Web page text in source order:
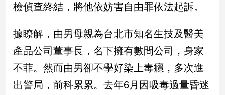
焦
品
點
民
調
國
檢偵查終結，將他依妨害自由罪依法起訴。
據瞭解，由男母親為台北市知名生技及醫美
產品公司董事長，名下擁有數間公司，身家
不菲。然而由男卻不學好染上毒癮，多次進
出警局，前科累累。去年6月因吸毒過量昏迷